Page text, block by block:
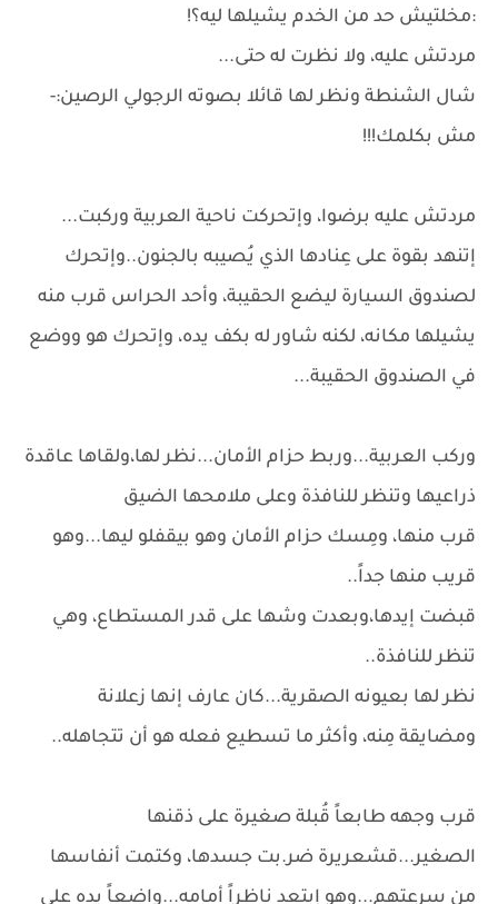
:مخلتيش حد من الخدم يشيلها ليه؟!
مردتش عليه، ولا نظرت له حتى...
شال الشنطة ونظر لها قائلا بصوته الرجولي الرصين:-
مش بكلمك!!!
مردتش عليه برضوا، وإتحركت ناحية العربية وركبت...
إتنهد بقوة على عِنادها الذي يُصيبه بالجنون..وإتحرك
لصندوق السيارة ليضع الحقيبة، وأحد الحراس قرب منه
يشيلها مكانه، لكنه شاور له بكف يده، وإتحرك هو ووضع
في الصندوق الحقيبة...
وركب العربية...وربط حزام الأمان...نظر لها،ولقاها عاقدة
ذراعيها وتنظر للنافذة وعلى ملامحها الضيق
قرب منها، ومِسك حزام الأمان وهو بيقفلو ليها...وهو
قريب منها جداً..
قبضت إيدها،وبعدت وشها على قدر المستطاع، وهي
تنظر للنافذة..
نظر لها بعيونه الصقرية...كان عارف إنها زعلانة
ومضايقة مِنه، وأكثر ما تسطيع فعله هو أن تتجاهله..
قرب وجهه طابعاً قُبلة صغيرة على ذقنها
الصغير...قشعريرة ضر.بت جسدها، وكتمت أنفاسها
من سرعتهم...وهو إبتعد ناظراً أمامه...واضعاً يده على